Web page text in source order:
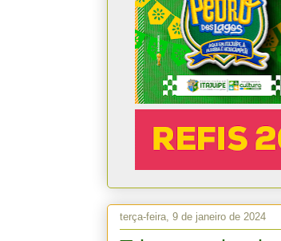
terça-feira, 9 de janeiro de 2024